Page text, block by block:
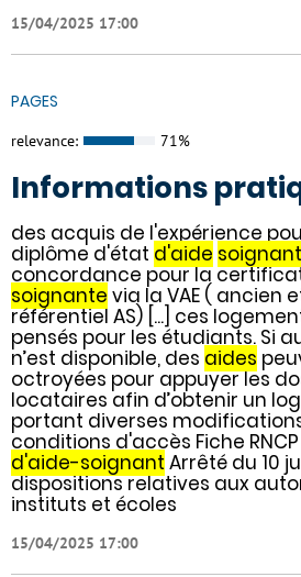
15/04/2025 17:00
PAGES
relevance: 71%
Informations
des acquis de l'expérience
diplôme d'état d'aide soignant
concordance pour la
soignante via la VAE ( ancien
référentiel AS) [...] ces
pensés pour les étudiants. Si
n’est disponible, des aides
octroyées pour appuyer les
locataires afin d’obtenir un
portant diverses
conditions d'accès Fiche
d'aide-soignant Arrêté du 10
dispositions relatives aux
instituts et écoles
15/04/2025 17:00